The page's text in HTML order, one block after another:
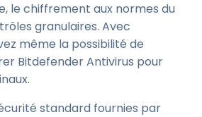
le chiffrement aux normes du
granulaires. Avec
même la possibilité de
Bitdefender Antivirus pour
standard fournies par